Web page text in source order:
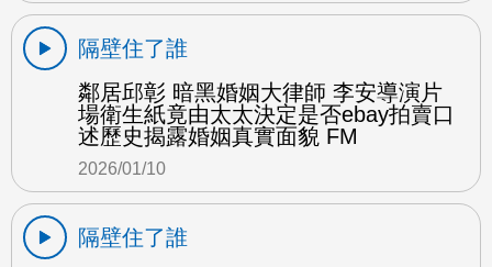
隔壁住了誰
鄰居邱彰 暗黑婚姻大律師 李安導演片
場衛生紙竟由太太決定是否ebay拍賣口
述歷史揭露婚姻真實面貌 FM
2026/01/10
隔壁住了誰